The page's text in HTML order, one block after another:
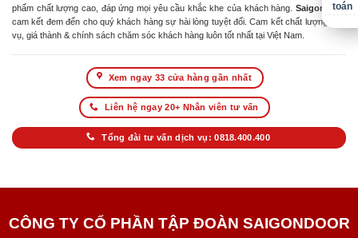
phẩm chất lượng cao, đáp ứng mọi yêu cầu khắc khe của khách hàng. SaigonDoor
cam kết đem đến cho quý khách hàng sự hài lòng tuyệt đối. Cam kết chất lượng dịch
vụ, giá thành & chính sách chăm sóc khách hàng luôn tốt nhất tại Việt Nam.
Xem ngay 33 cửa hàng gần nhất
Liên hệ ngay 20+ Nhân viên tư vấn
Tổng đài tư vấn dịch vụ: 0818.400.400
CÔNG TY CỔ PHẦN TẬP ĐOÀN SAIGONDOOR
toán